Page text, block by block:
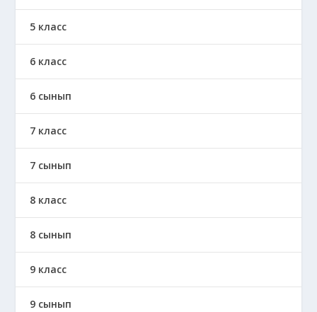
5 класс
6 класс
6 сынып
7 класс
7 сынып
8 класс
8 сынып
9 класс
9 сынып